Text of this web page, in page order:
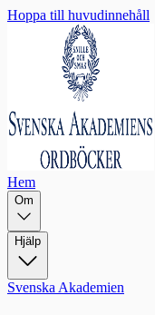
Hoppa till huvudinnehåll
Hem
Om
Hjälp
Svenska Akademien